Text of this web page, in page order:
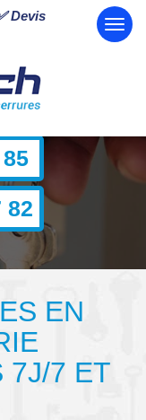
Devis
à Annecy
24
82
EN
7J/7 ET